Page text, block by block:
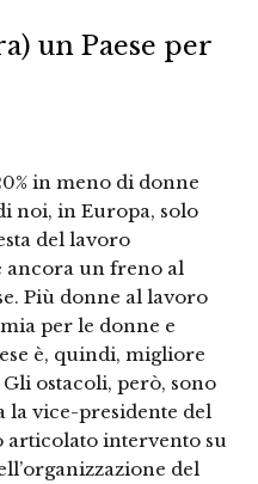
un Paese per
in meno di donne
noi, in Europa, solo
del lavoro
ancora un freno al
Più donne al lavoro
per le donne e
è, quindi, migliore
ostacoli, però, sono
la vice-presidente del
articolato intervento su
del